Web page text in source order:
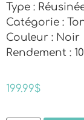
Type :
Catégorie :
Couleur : Noir
Rendement :
199.99$